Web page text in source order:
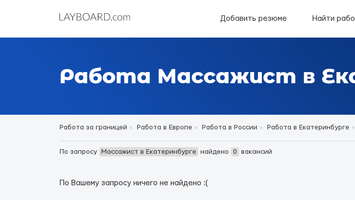
Добавить резюме Найти
Работа Массажист в
Работа за границей Работа в Европе Работа в России Работа в Екатеринбурге
По запросу Массажист в Екатеринбурге найдено 0 вакансий
По Вашему запросу ничего не найдено :(